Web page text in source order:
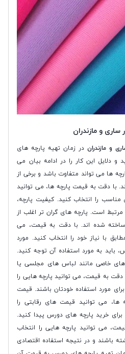
و مازندران
و مازندران در زمان تهیه پارچه های
و دلایل این کار را در ادامه بیان می
ها می تواند متفاوت باشد و برخی از
با دقت به قیمت پارچه ها، می توانید
را انتخاب کنید. کیفیت پارچه،
است. پارچه های گران تر اغلب از
شده اند. با دقت به قیمت، می
با نیاز خود را انتخاب کنید. مورد
باید به مورد استفاده آن توجه کنید.
های خاصی مانند لباس های مجلسی یا
به قیمت، می توانید پارچه هایی را
مورد استفاده خودتان باشند. قیمت
ها، می توانید قیمت های رقابتی را
خرید پارچه های دورس پیدا کنید.
می توانید پارچه هایی را انتخاب
باشند و در نتیجه استفاده اقتصادی